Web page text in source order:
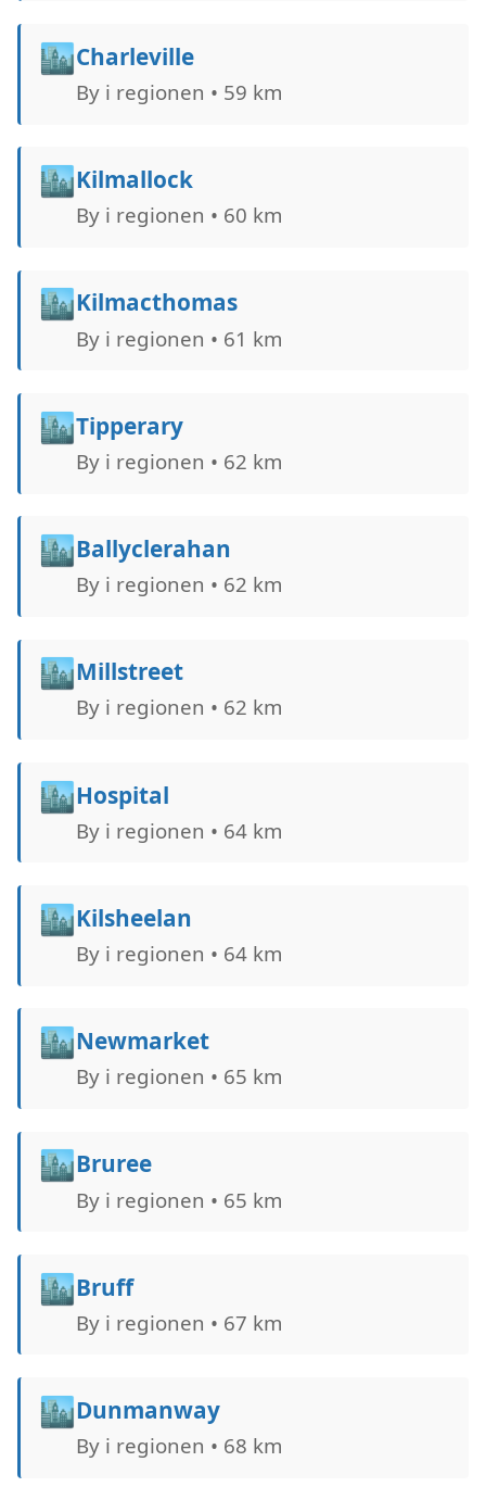
🏙️Charleville
By i regionen • 59 km
🏙️Kilmallock
By i regionen • 60 km
🏙️Kilmacthomas
By i regionen • 61 km
🏙️Tipperary
By i regionen • 62 km
🏙️Ballyclerahan
By i regionen • 62 km
🏙️Millstreet
By i regionen • 62 km
🏙️Hospital
By i regionen • 64 km
🏙️Kilsheelan
By i regionen • 64 km
🏙️Newmarket
By i regionen • 65 km
🏙️Bruree
By i regionen • 65 km
🏙️Bruff
By i regionen • 67 km
🏙️Dunmanway
By i regionen • 68 km